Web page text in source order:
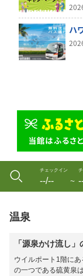
ハ
チェックイン
--/-- 〜
温泉
「源泉かけ流し
ウイルポート1階に
の一つである硫黄泉